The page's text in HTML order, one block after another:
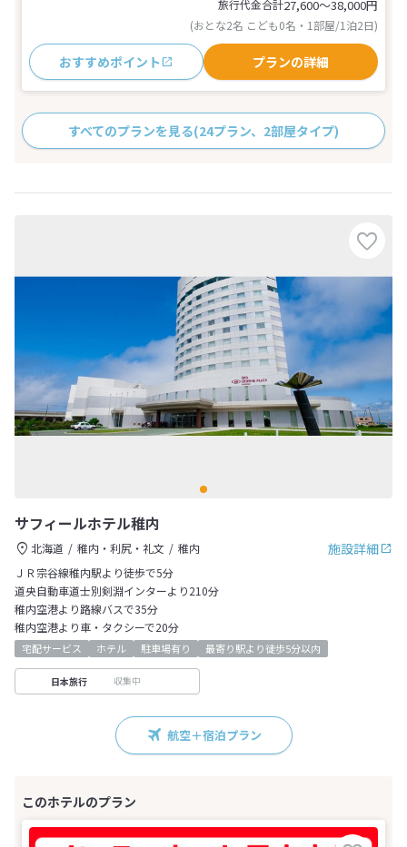
旅行代金合計27,600〜38,000円
(おとな2名 こども0名・1部屋/1泊2日)
おすすめポイント プランの詳細
すべてのプランを見る(24プラン、2部屋タイプ)
サフィールホテル稚内
施設詳細
北海道 稚内・利尻・礼文
稚内
ＪＲ宗谷線稚内駅より徒歩で5分
道央自動車道士別剣淵インターより210分
稚内空港より路線バスで35分
稚内空港より車・タクシーで20分
宅配サービス ホテル 駐車場有り 最寄り駅より徒歩5分以内
日本旅行 収集中
航空＋宿泊プラン